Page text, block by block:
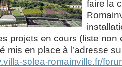
faire la
projets en cours (liste
mis en place à l’adresse
solea-romainville.fr/